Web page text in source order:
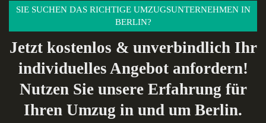
SIE SUCHEN DAS RICHTIGE UMZUGSUNTERNEHMEN IN
BERLIN?
Jetzt kostenlos & unverbindlich Ihr
individuelles Angebot anfordern!
Nutzen Sie unsere Erfahrung für
Ihren Umzug in und um Berlin.